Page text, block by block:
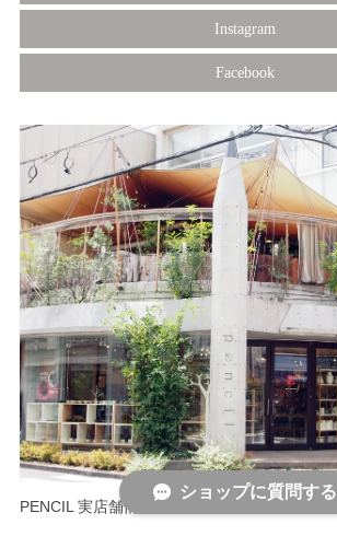
Instagram
Facebook
PENCIL 実店舗情報
ショップに質問する